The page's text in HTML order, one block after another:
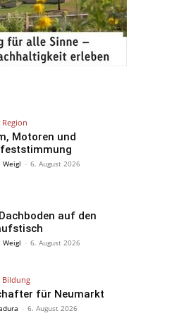
Motoren und
Weigl - 6. August 2026
auf den
Weigl - 6. August 2026
Bildung
für Neumarkt
- 6. August 2026